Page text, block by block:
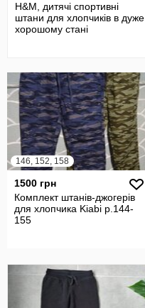
H&M, дитячі спортивні
штани для хлопчиків в дуже
хорошому стані
146, 152, 158
1500 грн
Комплект штанів-джогерів
для хлопчика Kiabi р.144-
155